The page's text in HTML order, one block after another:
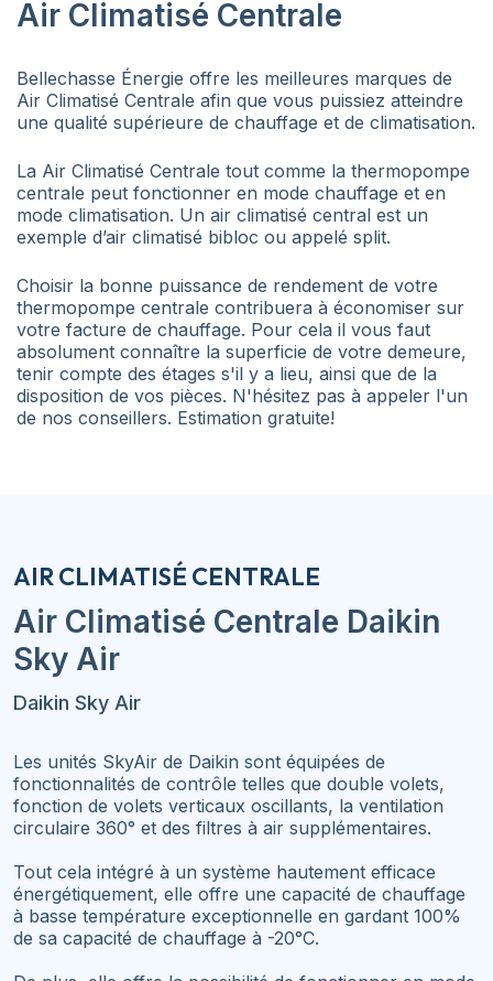
Air Climatisé Centrale
Bellechasse Énergie offre les meilleures marques de
Air Climatisé Centrale afin que vous puissiez atteindre
une qualité supérieure de chauffage et de climatisation.
La Air Climatisé Centrale tout comme la thermopompe
centrale peut fonctionner en mode chauffage et en
mode climatisation. Un air climatisé central est un
exemple d’air climatisé bibloc ou appelé split.
Choisir la bonne puissance de rendement de votre
thermopompe centrale contribuera à économiser sur
votre facture de chauffage. Pour cela il vous faut
absolument connaître la superficie de votre demeure,
tenir compte des étages s'il y a lieu, ainsi que de la
disposition de vos pièces. N'hésitez pas à appeler l'un
de nos conseillers. Estimation gratuite!
AIR CLIMATISÉ CENTRALE
Air Climatisé Centrale Daikin
Sky Air
Daikin Sky Air
Les unités SkyAir de Daikin sont équipées de
fonctionnalités de contrôle telles que double volets,
fonction de volets verticaux oscillants, la ventilation
circulaire 360° et des filtres à air supplémentaires.
Tout cela intégré à un système hautement efficace
énergétiquement, elle offre une capacité de chauffage
à basse température exceptionnelle en gardant 100%
de sa capacité de chauffage à -20°C.